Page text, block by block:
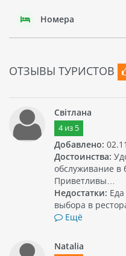
Номера
ОТЗЫВЫ ТУРИСТОВ
Світлана
4из 5
Добавлено:
Достоинства:
обслуживание в
Приветливы…
Недостатки:
выбора в
Ещё
Natalia